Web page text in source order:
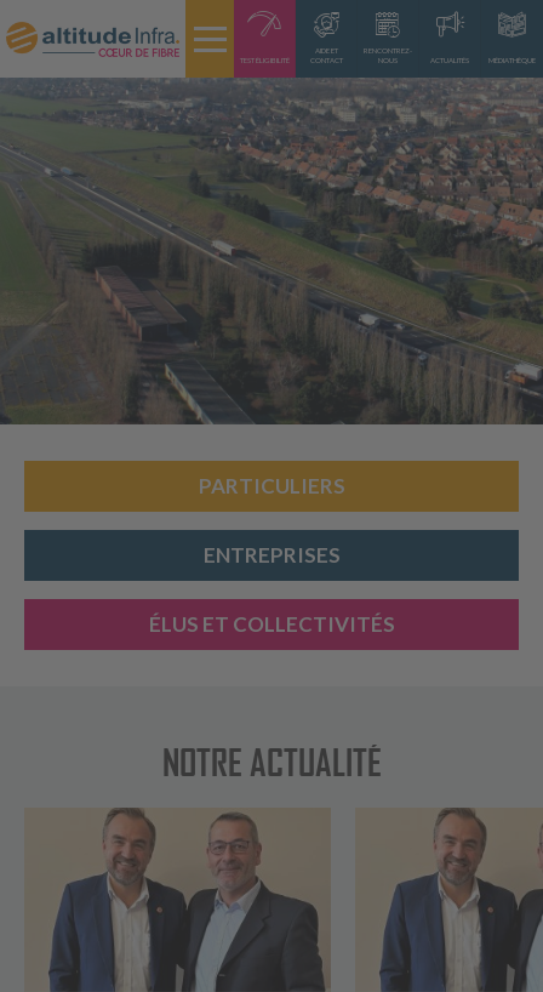
TEST ÉLIGIBILITÉ
AIDE ET
CONTACT
RENCONTREZ-
NOUS
ACTUALITÉS MÉDIATHÈQUE
PARTICULIERS
ENTREPRISES
ÉLUS ET COLLECTIVITÉS
NOTRE ACTUALITÉ